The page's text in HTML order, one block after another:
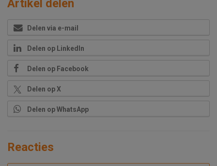
Artikel delen
Delen via e-mail
Delen op LinkedIn
Delen op Facebook
Delen op X
Delen op WhatsApp
Reacties